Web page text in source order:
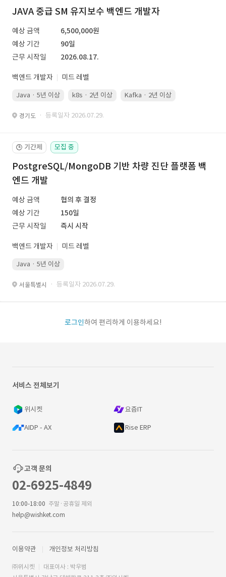
JAVA 중급 SM 유지보수 백엔드 개발자
예상 금액
6,500,000원
예상 기간
90일
근무 시작일
2026.08.17.
백엔드 개발자 미드 레벨
Java · 5년 이상 k8s · 2년 이상 Kafka · 2년 이상
경기도 · 등록일자 2026.07.29.
🕒 기간제 모집 중
PostgreSQL/MongoDB 기반 차량 진단 플랫폼 백
엔드 개발
예상 금액
협의 후 결정
예상 기간
150일
근무 시작일
즉시 시작
백엔드 개발자 미드 레벨
Java · 5년 이상
서울특별시 · 등록일자 2026.07.29.
로그인하여 편리하게 이용하세요!
서비스 전체보기
위시켓 요즘IT
AIDP - AX Rise ERP
고객 문의
02-6925-4849
10:00-18:00 주말·공휴일 제외
help@wishket.com
이용약관 개인정보 처리방침
㈜위시켓
대표이사 : 박우범